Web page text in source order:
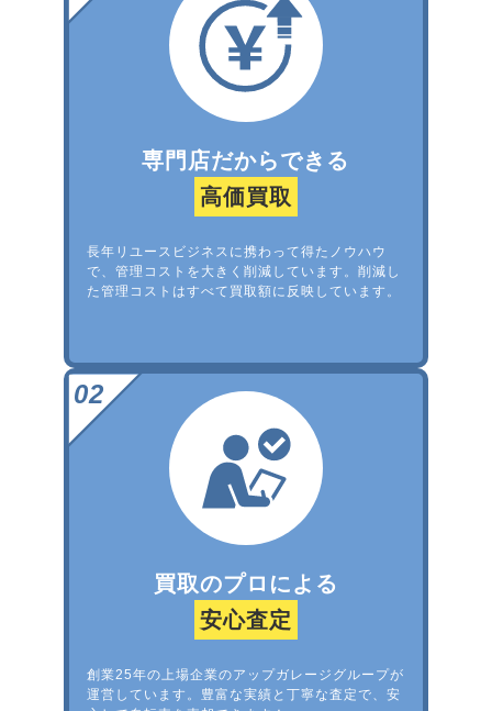
専門店だからできる
高価買取
長年リユースビジネスに携わって得たノウハウ
で、管理コストを大きく削減しています。削減し
た管理コストはすべて買取額に反映しています。
買取のプロによる
安心査定
創業25年の上場企業のアップガレージグループが
運営しています。豊富な実績と丁寧な査定で、安